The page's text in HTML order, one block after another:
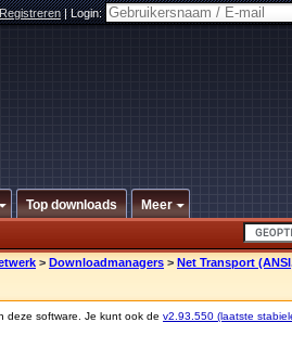
Registreren|Login:
Top downloads Meer
> Downloadmanagers > Net Transport
deze software. Je kunt ook de v2.93.550 (laatste